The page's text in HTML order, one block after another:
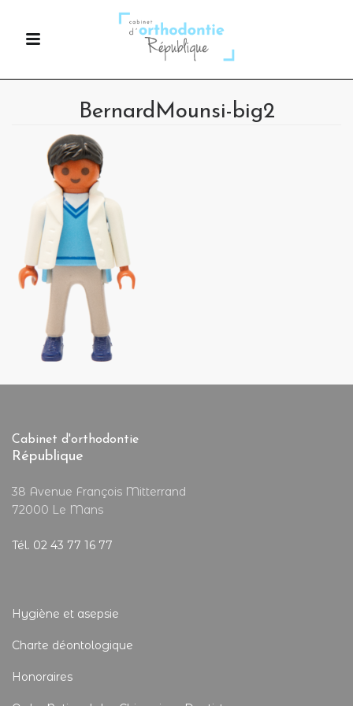
BernardMounsi-big2
Cabinet d'orthodontie
République
38 Avenue François Mitterrand
72000 Le Mans
Tél. 02 43 77 16 77
Hygiène et asepsie
Charte déontologique
Honoraires